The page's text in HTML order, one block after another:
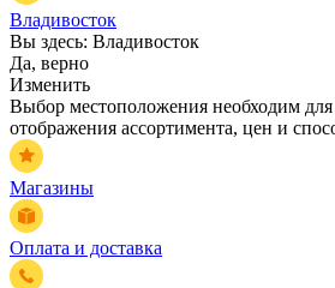
Владивосток
Вы здесь: Владивосток
Да, верно
Изменить
Выбор местоположения необходим
отображения ассортимента, цен и
Магазины
Оплата и доставка